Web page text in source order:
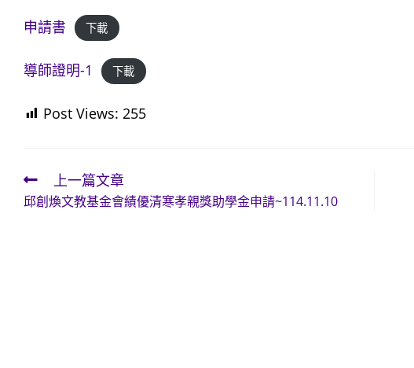
申請書 下載
導師證明-1 下載
Post Views: 255
Read
more
上一篇文章
邱創煥文教基金會績優清寒孝親獎助學金申請~114.11.10